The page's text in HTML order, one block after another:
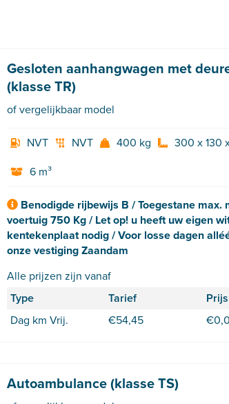
Gesloten aanhangwagen met
(klasse TR)
of vergelijkbaar model
NVT NVT 400 kg
300 x 130
6 m³
Benodigde rijbewijs B / Toegestane max.
voertuig 750 Kg / Let op! u heeft uw eigen
kentekenplaat nodig / Voor losse dagen
onze vestiging Zaandam
Alle prijzen zijn vanaf
Type
Tarief
Dag km Vrij.
€54,45 €
Autoambulance (klasse TS)